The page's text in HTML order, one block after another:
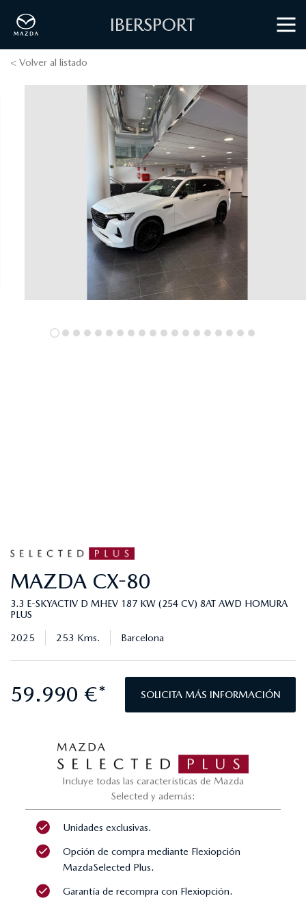
IBERSPORT
< Volver al listado
MAZDA CX-80
3.3 E-SKYACTIV D MHEV 187 KW (254 CV) 8AT AWD HOMURA
PLUS
2025 253 Kms. Barcelona
59.990 €* SOLICITA MÁS INFORMACIÓN
Incluye todas las características de Mazda
Selected y además:
Unidades exclusivas.
Opción de compra mediante Flexiopción
MazdaSelected Plus.
Garantía de recompra con Flexiopción.